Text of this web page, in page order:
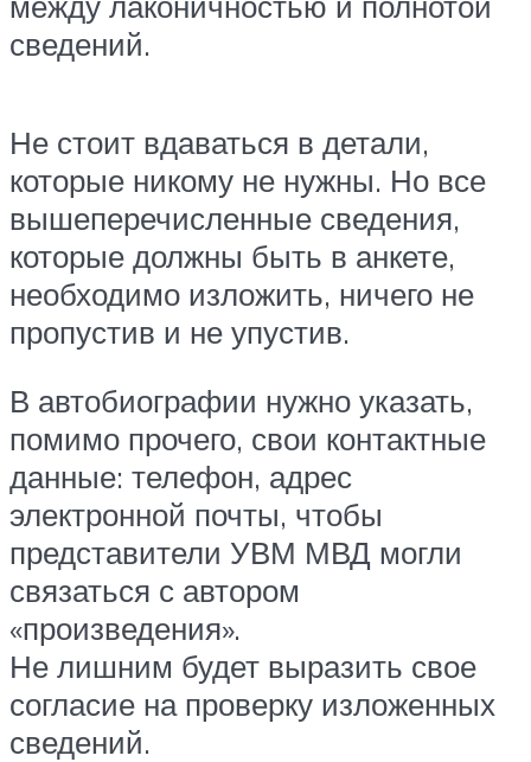
сведений.
Не стоит вдаваться в детали,
которые никому не нужны. Но все
вышеперечисленные сведения,
которые должны быть в анкете,
необходимо изложить, ничего не
пропустив и не упустив.
В автобиографии нужно указать,
помимо прочего, свои контактные
данные: телефон, адрес
электронной почты, чтобы
представители УВМ МВД могли
связаться с автором
«произведения».
Не лишним будет выразить свое
согласие на проверку изложенных
сведений.